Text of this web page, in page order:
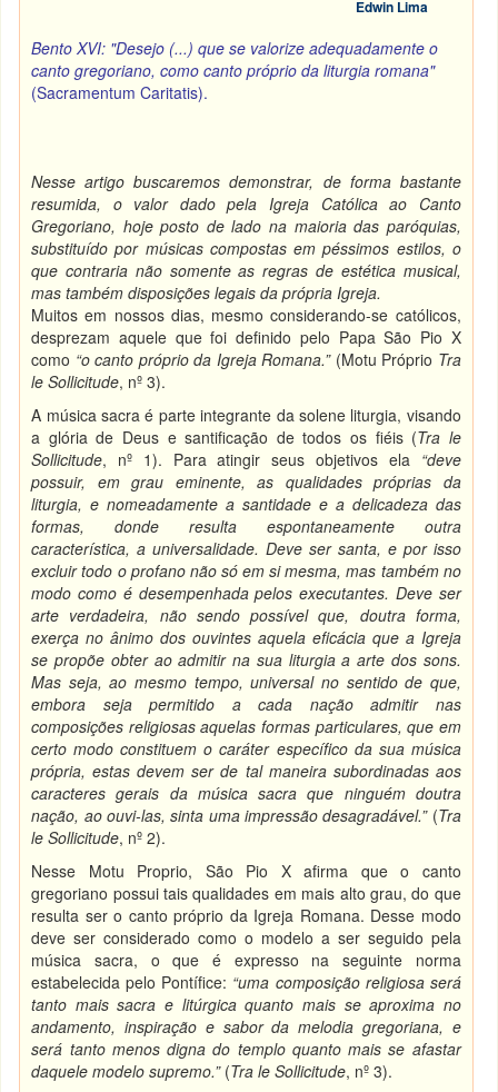
Edwin Lima
Bento XVI: "Desejo (...) que se valorize adequadamente o
canto gregoriano, como canto próprio da liturgia romana"
(Sacramentum Caritatis).
Nesse artigo buscaremos demonstrar, de forma bastante
resumida, o valor dado pela Igreja Católica ao Canto
Gregoriano, hoje posto de lado na maioria das paróquias,
substituído por músicas compostas em péssimos estilos, o
que contraria não somente as regras de estética musical,
mas também disposições legais da própria Igreja.
Muitos em nossos dias, mesmo considerando-se católicos,
desprezam aquele que foi definido pelo Papa São Pio X
como “o canto próprio da Igreja Romana.”(Motu Próprio Tra
le Sollicitude, nº 3).
A música sacra é parte integrante da solene liturgia, visando
a glória de Deus e santificação de todos os fiéis (Tra le
Sollicitude, nº 1). Para atingir seus objetivos ela “deve
possuir, em grau eminente, as qualidades próprias da
liturgia, e nomeadamente a santidade e a delicadeza das
formas, donde resulta espontaneamente outra
característica, a universalidade. Deve ser santa, e por isso
excluir todo o profano não só em si mesma, mas também no
modo como é desempenhada pelos executantes. Deve ser
arte verdadeira, não sendo possível que, doutra forma,
exerça no ânimo dos ouvintes aquela eficácia que a Igreja
se propõe obter ao admitir na sua liturgia a arte dos sons.
Mas seja, ao mesmo tempo, universal no sentido de que,
embora seja permitido a cada nação admitir nas
composições religiosas aquelas formas particulares, que em
certo modo constituem o caráter específico da sua música
própria, estas devem ser de tal maneira subordinadas aos
caracteres gerais da música sacra que ninguém doutra
nação, ao ouvi-las, sinta uma impressão desagradável.” (Tra
le Sollicitude, nº 2).
Nesse Motu Proprio, São Pio X afirma que o canto
gregoriano possui tais qualidades em mais alto grau, do que
resulta ser o canto próprio da Igreja Romana. Desse modo
deve ser considerado como o modelo a ser seguido pela
música sacra, o que é expresso na seguinte norma
estabelecida pelo Pontífice: “uma composição religiosa será
tanto mais sacra e litúrgica quanto mais se aproxima no
andamento, inspiração e sabor da melodia gregoriana, e
será tanto menos digna do templo quanto mais se afastar
daquele modelo supremo.”(Tra le Sollicitude, nº 3).